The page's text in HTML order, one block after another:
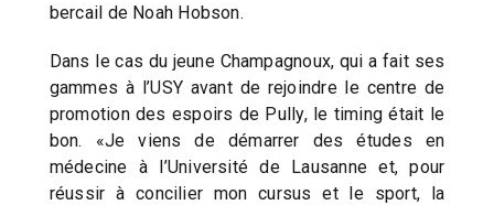
bercail de Noah Hobson.
Dans le cas du jeune Champagnoux, qui a fait ses
gammes à l’USY avant de rejoindre le centre de
promotion des espoirs de Pully, le timing était le
bon. «Je viens de démarrer des études en
médecine à l’Université de Lausanne et, pour
réussir à concilier mon cursus et le sport, la